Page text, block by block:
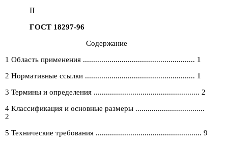
II
ГОСТ 18297-96
Содержание
1 Область применения ....................................................... 1
2 Нормативные ссылки ...................................................... 1
3 Термины и определения .................................................... 2
4 Классификация и основные размеры ..................................
2
5 Технические требования .................................................... 9